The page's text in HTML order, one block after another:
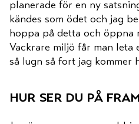
planerade för en ny
kändes som ödet och jag
hoppa på detta och öppna
Vackrare miljö får man leta
så lugn så fort jag kommer
hur ser du på